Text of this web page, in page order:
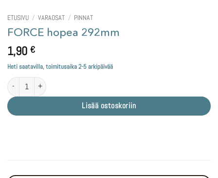
ETUSIVU / VARAOSAT / PINNAT
FORCE hopea 292mm
1,90 €
Heti saatavilla, toimitusaika 2-5 arkipäivää
FORCE hopea 292mm määrä
Lisää ostoskoriin